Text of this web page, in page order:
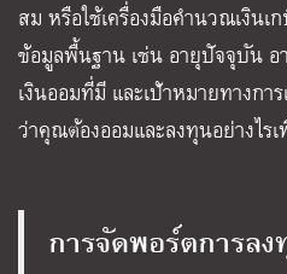
สม หรือใช้เครื่องมือคำนวณเงิน
ข้อมูลพื้นฐาน เช่น อายุปัจจุบัน
เงินออมที่มี และเป้าหมายทางกา
ว่าคุณต้องออมและลงทุนอย่างไร
การจัดพอร์ตการล